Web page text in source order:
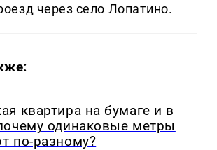
через село Лопатино.
квартира на бумаге и в
одинаковые метры
по-разному?